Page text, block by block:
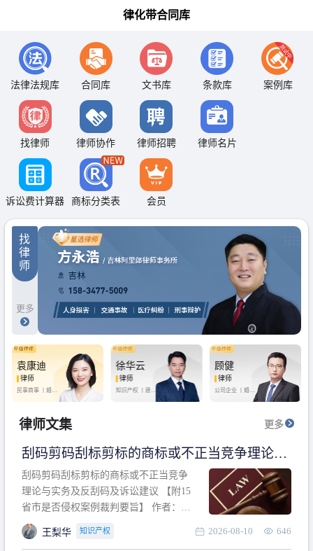
律化带合同库
法律法规库 合同库 文书库 条款库 案例库
找律师 律师协作 律师招聘 律师名片
诉讼费计算器 商标分类表 会员
找
律
师
更多
袁康迪
律师
民事商事 丨 婚姻
徐华云
律师
知识产权 丨 建设
顾健
律师
公司企业 丨婚姻
房产纠纷
律师文集 更多
刮码剪码刮标剪标的商标或不正当竞争理论与
实务及反刮码及诉讼建议 【附15省市是否侵权
案例裁判要旨】
刮码剪码刮标剪标的商标或不正当竞争
理论与实务及反刮码及诉讼建议 【附15
省市是否侵权案例裁判要旨】 作者：浙
江杭知桥律师事务所 王梨华 周靖超 【导
读】 第一部分：刮码剪码刮标剪标的商
王梨华 知识产权 2026-08-10 646